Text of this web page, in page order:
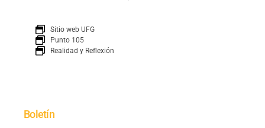
Sitio web UFG
Punto 105
Realidad y Reflexión
Boletín